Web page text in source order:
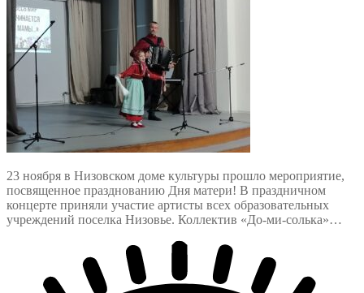
23 ноября в Низовском доме культуры прошло мероприятие,
посвященное празднованию Дня матери! В праздничном
концерте приняли участие артисты всех образовательных
учреждений поселка Низовье. Коллектив «До-ми-солька»…